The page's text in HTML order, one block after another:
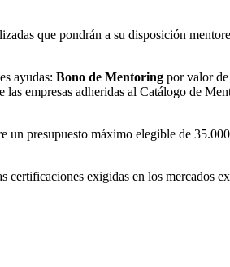
que pondrán a su disposición
ayudas: Bono de Mentoring por valor
empresas adheridas al Catálogo de
presupuesto máximo elegible de
certificaciones exigidas en los mercados